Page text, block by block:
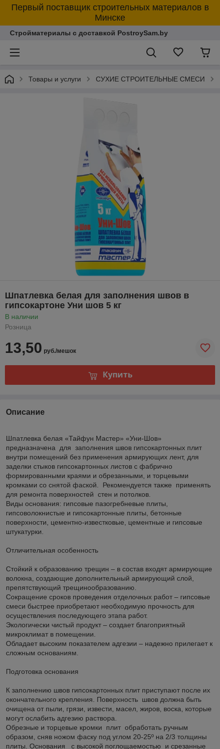
Первый поставщик строительных материалов в
Минске
Стройматериалы с доставкой PostroySam.by
Товары и услуги СУХИЕ СТРОИТЕЛЬНЫЕ СМЕСИ
Шпатлевка белая для заполнения швов в
гипсокартоне Уни шов 5 кг
В наличии
Розница
13,50 руб./мешок
Купить
Описание
Шпатлевка белая «Тайфун Мастер» «Уни-Шов»
предназначена для заполнения швов гипсокартонных плит
внутри помещений без применения армирующих лент, для
заделки стыков гипсокартонных листов с фабрично
формированными краями и обрезанными, и торцевыми
кромками со снятой фаской. Рекомендуется также применять
для ремонта поверхностей стен и потолков.
Виды основания: гипсовые пазогребневые плиты,
гипсоволокнистые и гипсокартонные плиты, бетонные
поверхности, цементно-известковые, цементные и гипсовые
штукатурки.
Отличительная особенность
Стойкий к образованию трещин – в состав входят армирующие
волокна, создающие дополнительный армирующий слой,
препятствующий трещинообразованию.
Сокращение сроков проведения отделочных работ – гипсовые
смеси быстрее приобретают необходимую прочность для
осуществления последующего этапа работ.
Экологически чистый продукт – создает благоприятный
микроклимат в помещении.
Обладает высоким показателем адгезии – надежно прилегает к
сложным основаниям.
Подготовка основания
К заполнению швов гипсокартонных плит приступают после их
окончательного крепления. Поверхность швов должна быть
очищена от пыли, грязи, извести, масел, жиров, воска, которые
могут ослабить адгезию раствора.
Обрезные и торцевые кромки плит обработать ручным
образом, сняв ножом фаску под углом 20-25º на 2/3 толщины
плиты. Основания с высокой поглощаемостью и срезанные